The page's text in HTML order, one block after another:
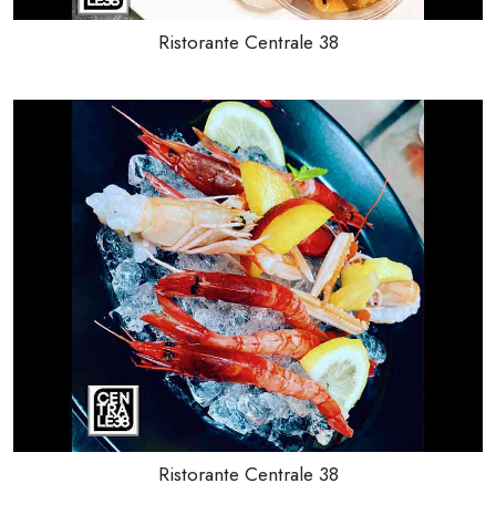
Ristorante Centrale 38
Ristorante Centrale 38